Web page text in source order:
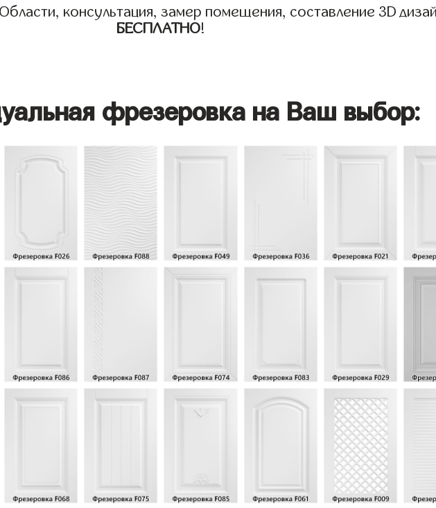
консультация, замер помещения, составление 3D
БЕСПЛАТНО!
фрезеровка на Ваш выбор: